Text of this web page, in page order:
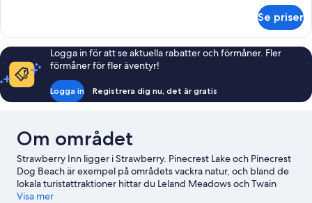
-
utsikt
mot
trädgården
-
queensize-
säng
-
utsikt
Se priser
Logga in för att se aktuella rabatter och förmåner. Fler
förmåner för fler äventyr!
Logga in Registrera dig nu, det är gratis
Om området
Strawberry Inn ligger i Strawberry. Pinecrest Lake och Pinecrest
Dog Beach är exempel på områdets vackra natur, och bland de
lokala turistattraktioner hittar du Leland Meadows och Twain
Harte Miniature Golf. Prova på längdskidåkning och
Visa mer